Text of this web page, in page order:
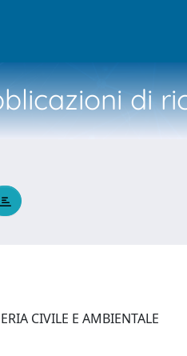
di
CIVILE E AMBIENTALE